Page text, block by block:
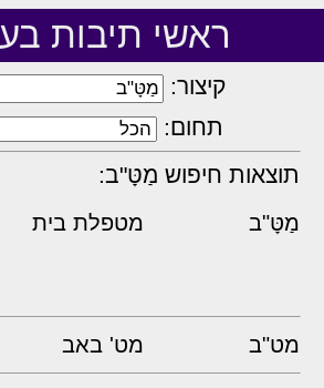
ראשי תיבות
קיצור:
תחום:
תוצאות חיפוש מַטָּ"ב:
מַטָּ"ב מטפלת בית
מט"ב מט' באב